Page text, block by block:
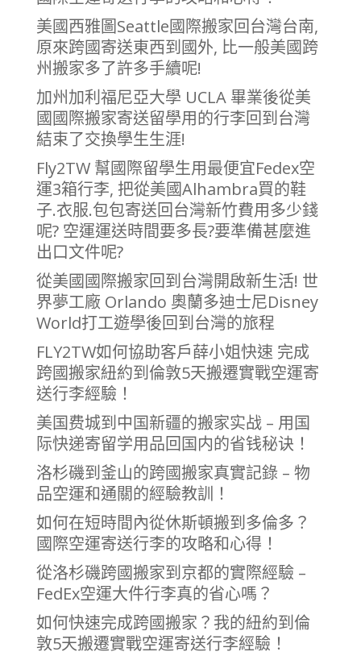
美國西雅圖Seattle國際搬家回台灣台南,
原來跨國寄送東西到國外, 比一般美國跨
州搬家多了許多手續呢!
加州加利福尼亞大學 UCLA 畢業後從美
國國際搬家寄送留學用的行李回到台灣
結束了交換學生生涯!
Fly2TW 幫國際留學生用最便宜Fedex空
運3箱行李, 把從美國Alhambra買的鞋
子.衣服.包包寄送回台灣新竹費用多少錢
呢? 空運運送時間要多長?要準備甚麼進
出口文件呢?
從美國國際搬家回到台灣開啟新生活! 世
界夢工廠 Orlando 奧蘭多迪士尼Disney
World打工遊學後回到台灣的旅程
FLY2TW如何協助客戶薛小姐快速 完成
跨國搬家紐約到倫敦5天搬遷實戰空運寄
送行李經驗！
美国费城到中国新疆的搬家实战 – 用国
际快递寄留学用品回国内的省钱秘诀！
洛杉磯到釜山的跨國搬家真實記錄 – 物
品空運和通關的經驗教訓！
如何在短時間內從休斯頓搬到多倫多？
國際空運寄送行李的攻略和心得！
從洛杉磯跨國搬家到京都的實際經驗 –
FedEx空運大件行李真的省心嗎？
如何快速完成跨國搬家？我的紐約到倫
敦5天搬遷實戰空運寄送行李經驗！